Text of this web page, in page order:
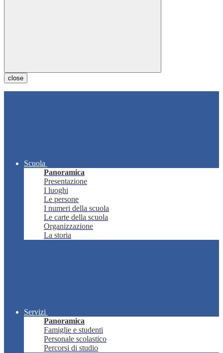
close
Scuola
Panoramica
Presentazione
I luoghi
Le persone
I numeri della scuola
Le carte della scuola
Organizzazione
La storia
Servizi
Panoramica
Famiglie e studenti
Personale scolastico
Percorsi di studio